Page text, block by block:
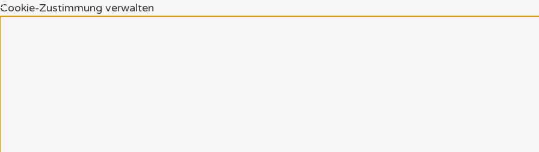
Cookie-Zustimmung verwalten